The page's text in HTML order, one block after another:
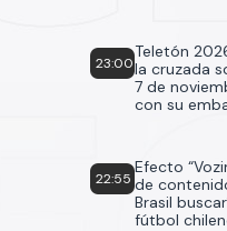
23:00
Teletón
la cruzada
7 de
con su
22:55
Efecto
de
Brasil
fútbol